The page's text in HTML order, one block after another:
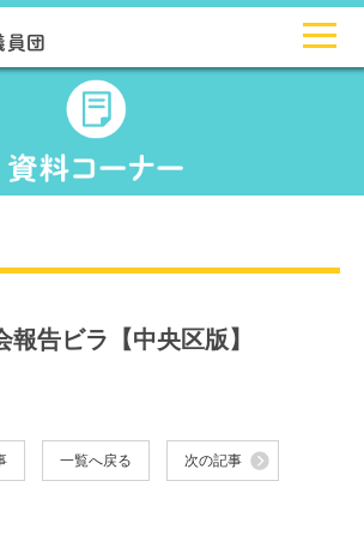
報告ビラ【中央区版】
一覧へ戻る 次の記事